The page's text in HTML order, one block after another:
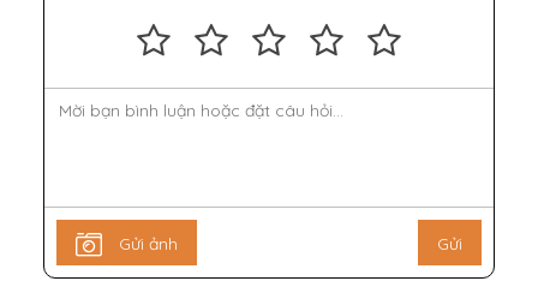
Gửi ảnh Gửi